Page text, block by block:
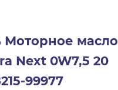
Моторное масло
Next 0W7,5 20
99977